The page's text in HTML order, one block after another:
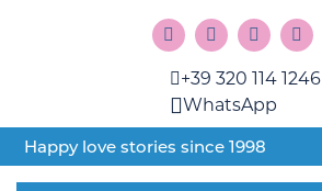
+39 320 114 1246
WhatsApp
Happy love stories since 1998